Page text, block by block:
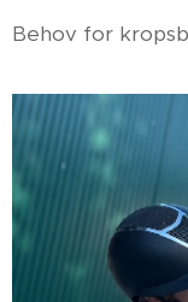
Behov for